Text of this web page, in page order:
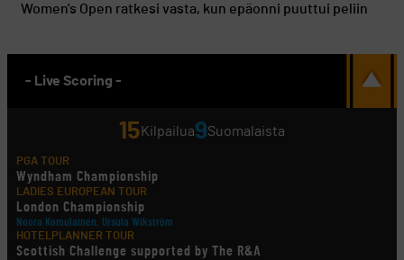
Women's Open ratkesi vasta, kun epäonni puuttui peliin
- Live Scoring -
15 Kilpailua9Suomalaista
PGA TOUR
Wyndham Championship
LADIES EUROPEAN TOUR
London Championship
Noora Komulainen, Ursula Wikström
HOTELPLANNER TOUR
Scottish Challenge supported by The R&A